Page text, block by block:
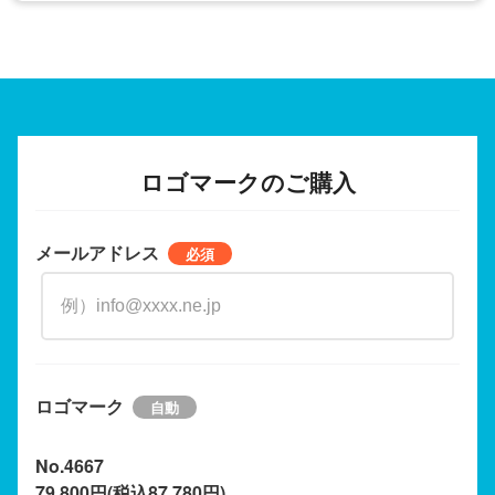
ロゴマークのご購入
メールアドレス
ロゴマーク
No.4667